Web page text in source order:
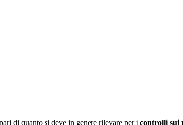
di quanto si deve in genere rilevare peri controlli sui